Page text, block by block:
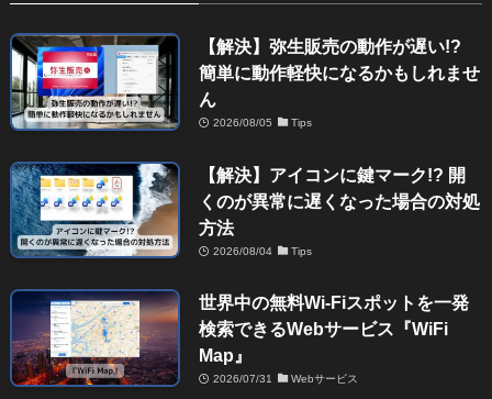
【解決】弥生販売の動作が遅い!?
簡単に動作軽快になるかもしれませ
ん
2026/08/05 Tips
【解決】アイコンに鍵マーク!? 開
くのが異常に遅くなった場合の対処
方法
2026/08/04 Tips
世界中の無料Wi-Fiスポットを一発
検索できるWebサービス『WiFi
Map』
2026/07/31 Webサービス